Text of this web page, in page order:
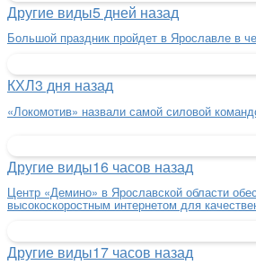
Другие виды5 дней назад
Большой праздник пройдет в Ярославле в
КХЛ3 дня назад
«Локомотив» назвали самой силовой
Другие виды16 часов назад
Центр «Демино» в Ярославской области
высокоскоростным интернетом для
Другие виды17 часов назад